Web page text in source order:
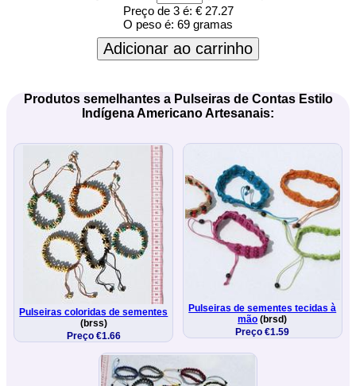
Preço de 3 é: € 27.27
O peso é: 69 gramas
Adicionar ao carrinho
Produtos semelhantes a Pulseiras de Contas Estilo
Indígena Americano Artesanais:
Pulseiras coloridas de sementes
(brss)
Preço €1.66
Pulseiras de sementes tecidas à
mão (brsd)
Preço €1.59